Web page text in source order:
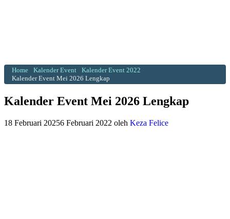
Home Kalender Event
Kalender Event 2022
Kalender Event Mei 2026 Lengkap
Kalender Event Mei 2026 Lengkap
18 Februari 20256 Februari 2022 oleh Keza Felice